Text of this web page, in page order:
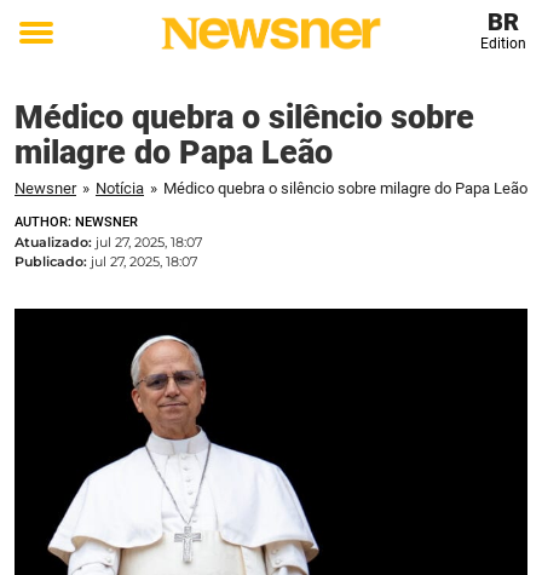
Toggle
BR
Edition
Médico quebra o silêncio sobre
milagre do Papa Leão
Newsner » Notícia » Médico quebra o silêncio sobre milagre do Papa Leão
AUTHOR: NEWSNER
Atualizado: jul 27, 2025, 18:07
Publicado: jul 27, 2025, 18:07